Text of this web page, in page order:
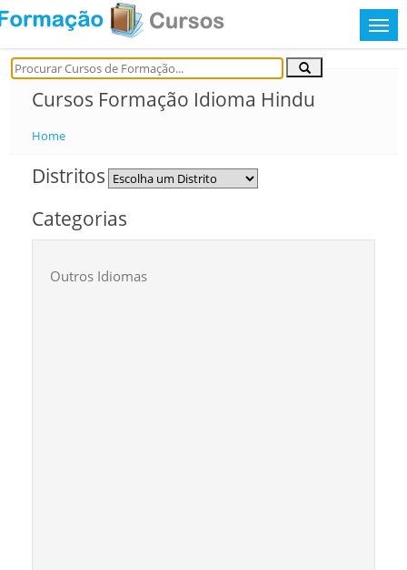
Cursos Formação Idioma Hindu
Home
Distritos
Categorias
Outros Idiomas